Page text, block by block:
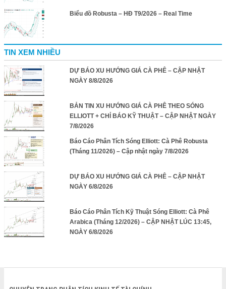
Biểu đồ Robusta – HĐ T9/2026 – Real Time
TIN XEM NHIỀU
DỰ BÁO XU HƯỚNG GIÁ CÀ PHÊ – CẬP NHẬT
NGÀY 8/8/2026
BẢN TIN XU HƯỚNG GIÁ CÀ PHÊ THEO SÓNG
ELLIOTT + CHỈ BÁO KỸ THUẬT – CẬP NHẬT NGÀY
7/8/2026
Báo Cáo Phân Tích Sóng Elliott: Cà Phê Robusta
(Tháng 11/2026) – Cập nhật ngày 7/8/2026
DỰ BÁO XU HƯỚNG GIÁ CÀ PHÊ – CẬP NHẬT
NGÀY 6/8/2026
Báo Cáo Phân Tích Kỹ Thuật Sóng Elliott: Cà Phê
Arabica (Tháng 12/2026) – CẬP NHẬT LÚC 13:45,
NGÀY 6/8/2026